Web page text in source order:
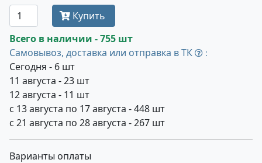
Купить
Всего в наличии - 755 шт
Самовывоз, доставка или отправка в ТК
:
Сегодня - 6 шт
11 августа - 23 шт
12 августа - 11 шт
с 13 августа по 17 августа - 448 шт
с 21 августа по 28 августа - 267 шт
Варианты оплаты